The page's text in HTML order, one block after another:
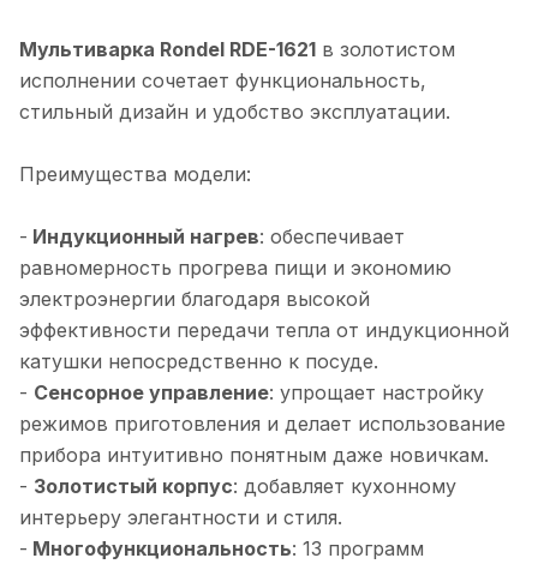
Мультиварка Rondel RDE-1621 в золотистом
исполнении сочетает функциональность,
стильный дизайн и удобство эксплуатации.
Преимущества модели:
- Индукционный нагрев: обеспечивает
равномерность прогрева пищи и экономию
электроэнергии благодаря высокой
эффективности передачи тепла от индукционной
катушки непосредственно к посуде.
- Сенсорное управление: упрощает настройку
режимов приготовления и делает использование
прибора интуитивно понятным даже новичкам.
- Золотистый корпус: добавляет кухонному
интерьеру элегантности и стиля.
- Многофункциональность: 13 программ